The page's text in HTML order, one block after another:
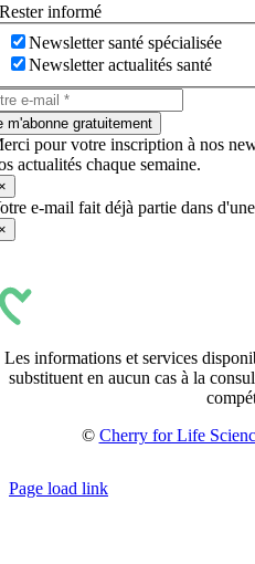
Rester informé
Newsletter santé spécialisée
Newsletter actualités santé
m'abonne gratuitement
pour votre inscription à nos
actualités chaque semaine.
e-mail fait déjà partie dans
Les informations et services
substituent en aucun cas à la
© Cherry for Life
Page load link